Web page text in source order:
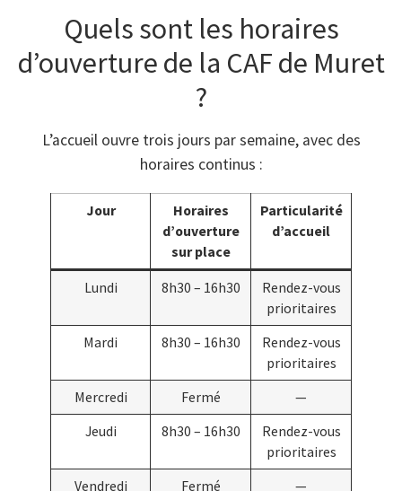
Quels sont les horaires
d’ouverture de la CAF de Muret
?
L’accueil ouvre trois jours par semaine, avec des
horaires continus :
Jour
Horaires
d’ouverture
sur place
Particularité
d’accueil
Lundi 8h30 – 16h30
Rendez-vous
prioritaires
Mardi
8h30 – 16h30
Rendez-vous
prioritaires
Mercredi
Fermé
—
Jeudi
8h30 – 16h30
Rendez-vous
prioritaires
Vendredi
Fermé —